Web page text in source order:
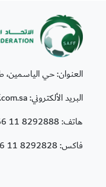
العنوان: حي الياسمين،
البريد الألكتروني: info@saff.com.sa
هاتف:11 8292888
فاكس:11 8292828